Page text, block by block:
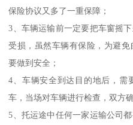
保险协议又多了一重保障；
3、车辆运输前一定要把车窗摇
受损，虽然车辆有保险，为避
要做到安全；
4、车辆安全到达目的地后，需
车，当场对车辆进行检查，双方
5、托运途中任何一家运输公司